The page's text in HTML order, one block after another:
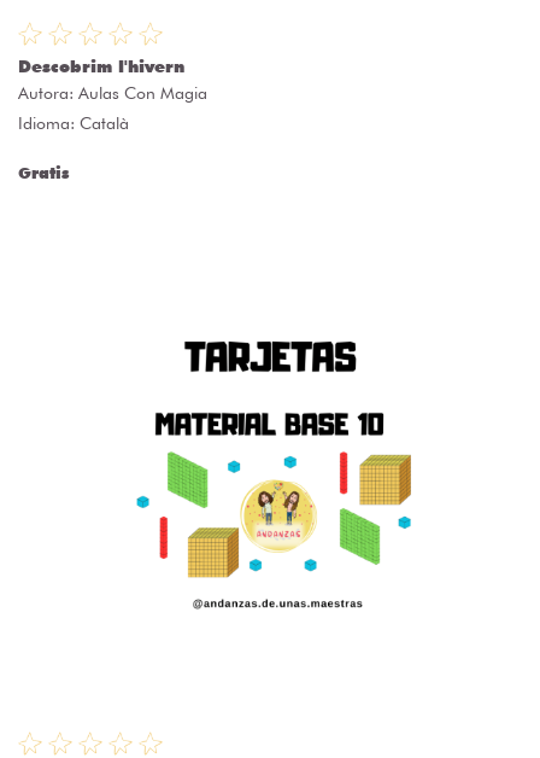
Descobrim l'hivern
Autora: Aulas Con Magia
Idioma: Català
Gratis